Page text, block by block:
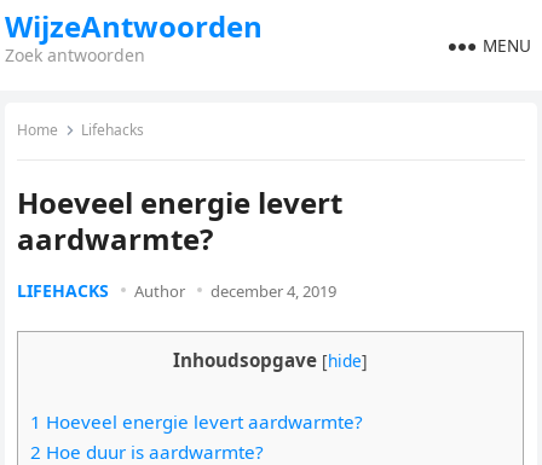
WijzeAntwoorden
Zoek antwoorden MENU
Home Lifehacks
Hoeveel energie levert
aardwarmte?
LIFEHACKS Author december 4, 2019
Inhoudsopgave [hide]
1 Hoeveel energie levert aardwarmte?
2 Hoe duur is aardwarmte?